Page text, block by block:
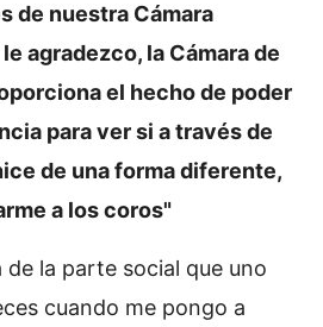
de nuestra Cámara
agradezco, la Cámara de
el hecho de poder
para ver si a través de
de una forma diferente,
a los coros"
de la parte social que uno
cuando me pongo a